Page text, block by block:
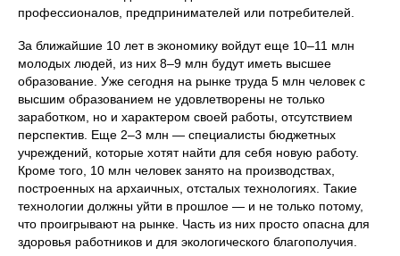
профессионалов, предпринимателей или потребителей.
За ближайшие 10 лет в экономику войдут еще 10–11 млн
молодых людей, из них 8–9 млн будут иметь высшее
образование. Уже сегодня на рынке труда 5 млн человек с
высшим образованием не удовлетворены не только
заработком, но и характером своей работы, отсутствием
перспектив. Еще 2–3 млн — специалисты бюджетных
учреждений, которые хотят найти для себя новую работу.
Кроме того, 10 млн человек занято на производствах,
построенных на архаичных, отсталых технологиях. Такие
технологии должны уйти в прошлое — и не только потому,
что проигрывают на рынке. Часть из них просто опасна для
здоровья работников и для экологического благополучия.